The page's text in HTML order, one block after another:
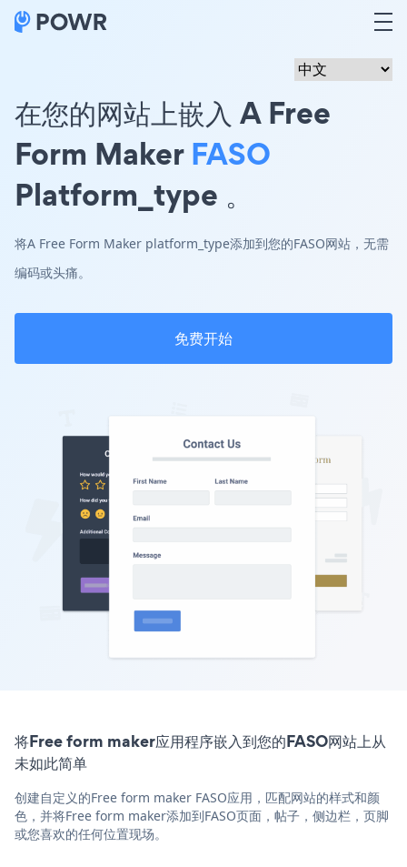
在您的网站上嵌入 A Free
Form MakerFASO
Platform_type 。
将A Free Form Maker platform_type添加到您的FASO网站，无需
编码或头痛。
免费开始
将Free form maker应用程序嵌入到您的FASO网站上从
未如此简单
创建自定义的Free form maker FASO应用，匹配网站的样式和颜
色，并将Free form maker添加到FASO页面，帖子，侧边栏，页脚
或您喜欢的任何位置现场。